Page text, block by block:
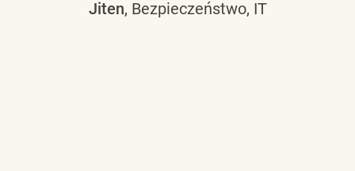
Jiten, Bezpieczeństwo, IT